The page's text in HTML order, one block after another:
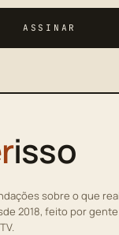
ASSINAR
isso
sobre o que
2018, feito por